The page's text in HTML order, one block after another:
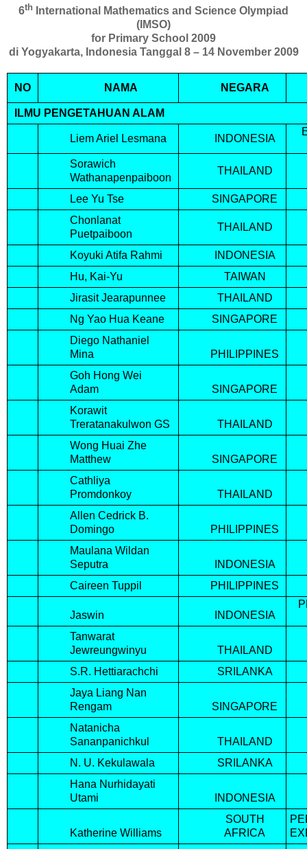
6th
International Mathematics and Science Olympiad
(IMSO)
for Primary School 2009
di Yogyakarta, Indonesia Tanggal 8 – 14 November 2009
NO NAMA NEGARA
ILMU PENGETAHUAN ALAM
Liem Ariel Lesmana INDONESIA
Sorawich
Wathanapenpaiboon
THAILAND
Lee Yu Tse
SINGAPORE
Chonlanat
Puetpaiboon
THAILAND
Koyuki Atifa Rahmi
INDONESIA
Hu, Kai-Yu
TAIWAN
Jirasit Jearapunnee
THAILAND
Ng Yao Hua Keane
SINGAPORE
Diego Nathaniel
Mina
PHILIPPINES
Goh Hong Wei
Adam
SINGAPORE
Korawit
Treratanakulwon GS
THAILAND
Wong Huai Zhe
Matthew
SINGAPORE
Cathliya
Promdonkoy
THAILAND
Allen Cedrick B.
Domingo
PHILIPPINES
Maulana Wildan
Seputra
INDONESIA
Caireen Tuppil
PHILIPPINES
Jaswin INDONESIA
Tanwarat
Jewreungwinyu
THAILAND
S.R. Hettiarachchi
SRILANKA
Jaya Liang Nan
Rengam
SINGAPORE
Natanicha
Sananpanichkul
THAILAND
N. U. Kekulawala
SRILANKA
Hana Nurhidayati
Utami
INDONESIA
Katherine Williams
SOUTH
AFRICA